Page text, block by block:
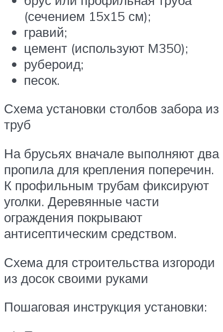
(сечением 15х15 см);
гравий;
цемент (используют М350);
рубероид;
песок.
Схема установки столбов забора из
труб
На брусьях вначале выполняют два
пропила для крепления поперечин.
К профильным трубам фиксируют
уголки. Деревянные части
ограждения покрывают
антисептическим средством.
Схема для строительства изгороди
из досок своими руками
Пошаговая инструкция установки: